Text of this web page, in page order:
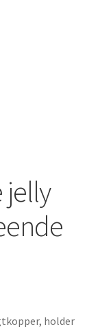
jelly
holder